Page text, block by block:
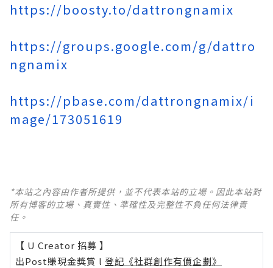
https://boosty.to/dattrongnamix
https://groups.google.com/g/dattro
ngnamix
https://pbase.com/dattrongnamix/i
mage/173051619
*本站之內容由作者所提供，並不代表本站的立場。因此本站對
所有博客的立場、真實性、準確性及完整性不負任何法律責
任。
【 U Creator 招募 】
出Post賺現金獎賞 l 登記《社群創作有價企劃》